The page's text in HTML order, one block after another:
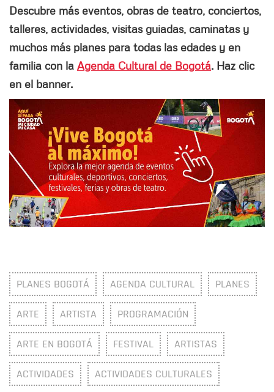
Descubre más eventos, obras de teatro, conciertos,
talleres, actividades, visitas guiadas, caminatas y
muchos más planes para todas las edades y en
familia con la Agenda Cultural de Bogotá. Haz clic
en el banner.
PLANES BOGOTÁ AGENDA CULTURAL PLANES
ARTE ARTISTA PROGRAMACIÓN
ARTE EN BOGOTÁ FESTIVAL ARTISTAS
ACTIVIDADES ACTIVIDADES CULTURALES